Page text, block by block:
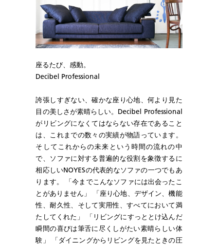
座るたび、感動。
Decibel Professional
誇張しすぎない、確かな座り心地、何より見た
目の美しさが素晴らしい。Decibel Professional
がリビングになくてはならない存在であること
は、これまでの数々の実績が物語っています。
そしてこれからの未来という時間の流れの中
で、ソファに対する普遍的な役割を象徴するに
相応しいNOYESの代表的なソファの一つでもあ
ります。 「今までこんなソファには出会ったこ
とがありません」 「座り心地、デザイン、機能
性、耐久性、そして実用性、すべてにおいて満
たしてくれた」 「リビングにすっととけ込んだ
瞬間の喜びは筆舌に尽くしがたい素晴らしい体
験」 「ダイニングからリビングを見たときの圧